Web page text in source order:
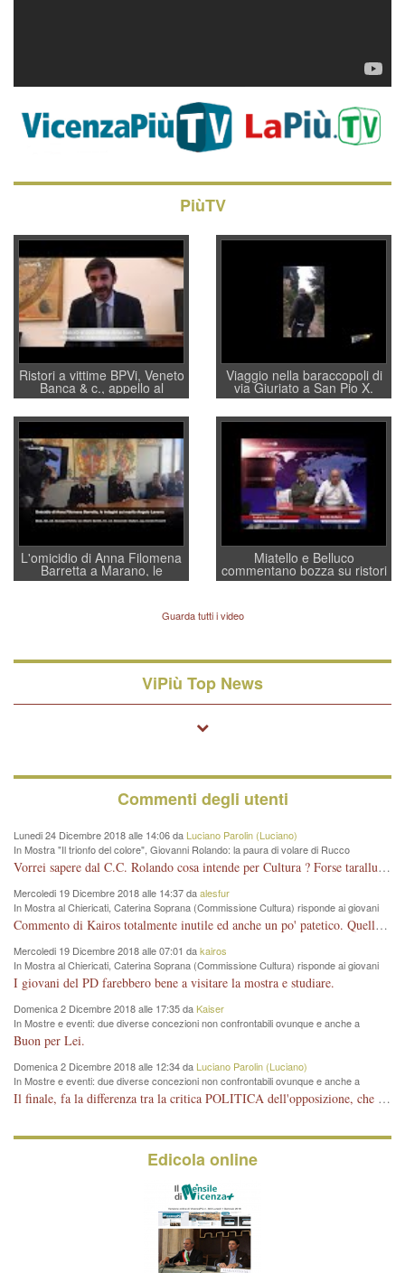
PiùTV
Ristori a vittime BPVi, Veneto
Banca & c., appello al
sottosegretario Alessio
Villarosa: per mettere ordine
convochi con Di Maio CNCU
a supporto della cabina di
regia al Mef
Viaggio nella baraccopoli di
via Giuriato a San Pio X.
Vicenza ai Vicentini: “faremo
un regalo di Natale ai
residenti”
L'omicidio di Anna Filomena
Barretta a Marano, le
indagini dei carabinieri di
quelle di... Barbara D'Urso
Miatello e Belluco
commentano bozza su ristori
BPVi e Veneto Banca
Guarda tutti i video
ViPiù Top News
Commenti degli utenti
Lunedi 24 Dicembre 2018 alle 14:06 da Luciano Parolin (Luciano)
In Mostra "Il trionfo del colore", Giovanni Rolando: la paura di volare di Rucco
Vorrei sapere dal C.C. Rolando cosa intende per Cultura ? Forse tarallucci, vino e sagre, o spaghetti tricolori del PD ? Il continuo (s)parlare della mostra a Palazzo Chiericati caro consigliere DANNEGGIA FORTEMENTE l'immagine della città TUTTA e fa deviare i consensi che in RUSSIA (badi bene ex U.R.S.S.) sono ECCELLENTI. A livello artistico l'evento è di alta Valenza culturale, COMPITO di Tutta la Cittadinanza fare il possibile per propagandare l'iniziativa senza farne UN CASO PARTITICO come fa Lei da sempre. Meno Gazebo + Partecipazione! E così sia. Amen.
Mercoledi 19 Dicembre 2018 alle 14:37 daalesfur
In Mostra al Chiericati, Caterina Soprana (Commissione Cultura) risponde ai giovani
del Pd: "realizzata a costo zero per il Comune"
Commento di Kairos totalmente inutile ed anche un po' patetico. Quella che è completamente mancata è stata la promozione internazionale dell'evento effettuata da chi lo sa fare, l'amministrazione in questo è stata totalmente assente relegando al provincialismo una mostra che meritava ben altre platee ed i risultati sono sotto gli occhi di tutti. Su questo bisogna parlare, il fatto di averla organizzata al Chiericati certo non ha aiutato ma è un aspetto secondario rispetto a quello della promozione. In città con le mostre organizzate da Goldin - che certo ha fatto principalmente i suoi interessi, ma ne ha comunque beneficiato la città in immagine e commercio per il centro - arrivavano giornalmente pullman carichi di turisti. Dove sono i turisti ora?
Mercoledi 19 Dicembre 2018 alle 07:01 dakairos
In Mostra al Chiericati, Caterina Soprana (Commissione Cultura) risponde ai giovani
del Pd: "realizzata a costo zero per il Comune"
I giovani del PD farebbero bene a visitare la mostra e studiare.
Domenica 2 Dicembre 2018 alle 17:35 daKaiser
In Mostre e eventi: due diverse concezioni non confrontabili ovunque e anche a
Vicenza
Buon per Lei.
Domenica 2 Dicembre 2018 alle 12:34 da Luciano Parolin (Luciano)
In Mostre e eventi: due diverse concezioni non confrontabili ovunque e anche a
Vicenza
Il finale, fa la differenza tra la critica POLITICA dell'opposizione, che ha perso le elezioni ed è minoranza e non trova altri argomenti per politicizzare sul sito qua o là ? La critica d'arte invece è un'altra cosa che lascio agli altri. Per ora mi basta la lezione magistrale del prof. Giulianati.
Edicola online